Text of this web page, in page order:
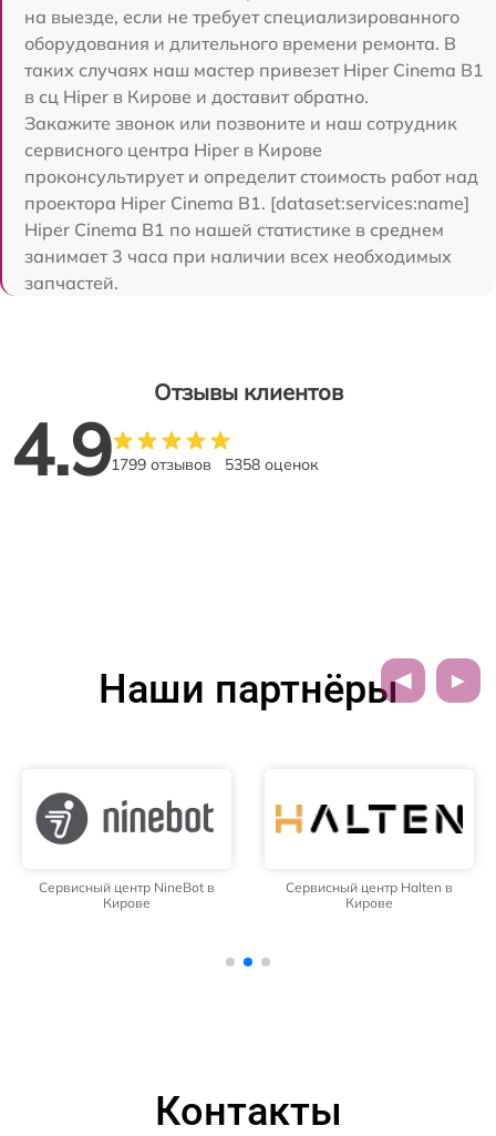
на выезде, если не требует специализированного
оборудования и длительного времени ремонта. В
таких случаях наш мастер привезет Hiper Cinema B1
в сц Hiper в Кирове и доставит обратно.
Закажите звонок или позвоните и наш сотрудник
сервисного центра Hiper в Кирове
проконсультирует и определит стоимость работ над
проектора Hiper Cinema B1. [dataset:services:name]
Hiper Cinema B1 по нашей статистике в среднем
занимает 3 часа при наличии всех необходимых
запчастей.
Отзывы клиентов
4.91799 отзывов 5358 оценок
Наши партнёры
Сервисный центр NineBot в
Кирове
Сервисный центр Halten в
Кирове
Контакты